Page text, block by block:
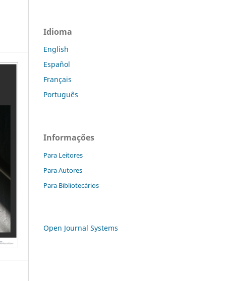
Idioma
English
Español
Français
Português
Informações
Para Leitores
Para Autores
Para Bibliotecários
Open Journal Systems